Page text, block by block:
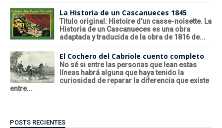
La Historia de un Cascanueces 1845
Titulo original: Histoire d'un casse-noisette. La
Historia de un Cascanueces es una obra
adaptada y traducida de la obra de 1816 de...
El Cochero del Cabriole cuento completo
No sé si entre las personas que lean estas
líneas habrá alguna que haya tenido la
curiosidad de reparar la diferencia que existe
entre...
POSTS RECIENTES